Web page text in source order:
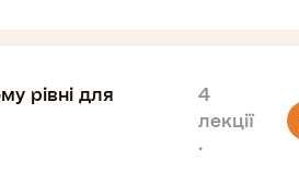
рівні для
4
лекції
·